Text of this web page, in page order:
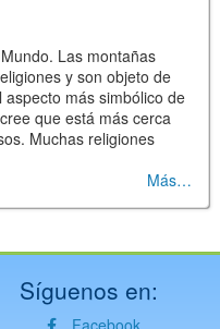
Las montañas
y son objeto de
más simbólico de
que está más cerca
Muchas religiones
Más
Síguenos en:
Facebook